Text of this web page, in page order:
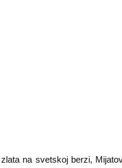
na svetskoj berzi,